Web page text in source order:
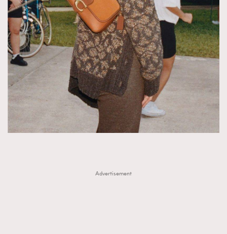
Advertisement